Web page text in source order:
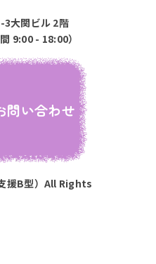
3大関ビル 2階
9:00 - 18:00）
問い合わせ
援B型）All Rights